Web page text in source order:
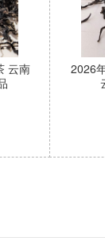
云南
2026